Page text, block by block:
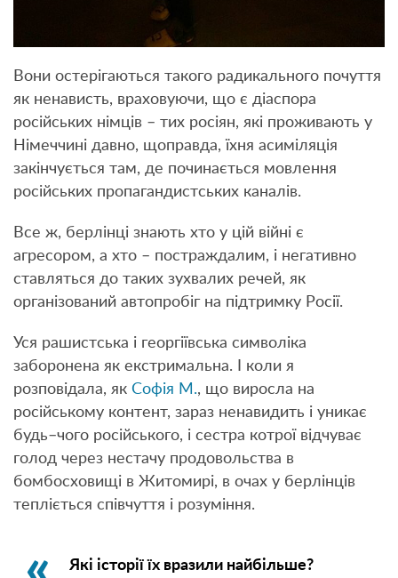
Вони остерігаються такого радикального почуття
як ненависть, враховуючи, що є діаспора
російських німців – тих росіян, які проживають у
Німеччині давно, щоправда, їхня асиміляція
закінчується там, де починається мовлення
російських пропагандистських каналів.
Все ж, берлінці знають хто у цій війні є
агресором, а хто – постраждалим, і негативно
ставляться до таких зухвалих речей, як
організований автопробіг на підтримку Росії.
Уся рашистська і георгіївська символіка
заборонена як екстримальна. І коли я
розповідала, як Софія М., що виросла на
російському контент, зараз ненавидить і уникає
будь–чого російського, і сестра котрої відчуває
голод через нестачу продовольства в
бомбосховищі в Житомирі, в очах у берлінців
тепліється співчуття і розуміння.
Які історії їх вразили найбільше?